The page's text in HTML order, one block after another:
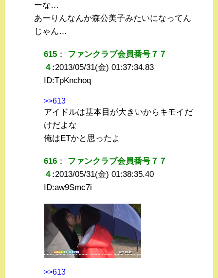
ーな…
あーりんなんか森公美子みたいになってん
じゃん…
615 ： ファンクラブ会員番号７７
４ :2013/05/31(金) 01:37:34.83
ID:TpKnchoq
>>613
アイドルは基本目が大きいからキモイだ
けだよな
俺はETかと思ったよ
616 ： ファンクラブ会員番号７７
４ :2013/05/31(金) 01:38:35.40
ID:aw9Smc7i
>>613